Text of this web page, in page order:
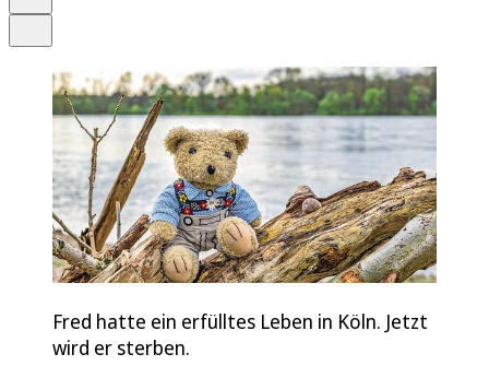
Fred hatte ein erfülltes Leben in Köln. Jetzt
wird er sterben.